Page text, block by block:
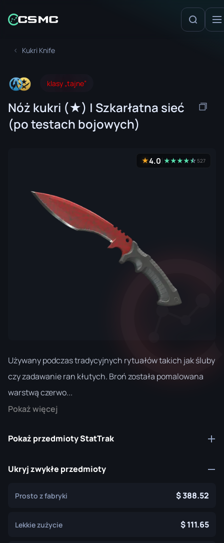
Kukri Knife
klasy „tajne”
Nóż kukri (★) | Szkarłatna sieć
(po testach bojowych)
★4.0 ★★★★★
☆527
Używany podczas tradycyjnych rytuałów takich jak śluby
czy zadawanie ran kłutych. Broń została pomalowana
warstwą czerwo...
Pokaż więcej
Pokaż przedmioty StatTrak
Ukryj zwykłe przedmioty
Prosto z fabryki 388.52
Lekkie zużycie 111.65